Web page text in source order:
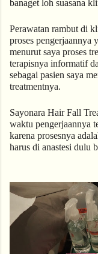
banaget loh suasana
Perawatan rambut di
proses
menurut saya proses
terapisnya informatif
sebagai pasien saya
treatmentnya.
Sayonara Hair Fall
waktu pengerjaannya
karena prosesnya
harus di anastesi dulu